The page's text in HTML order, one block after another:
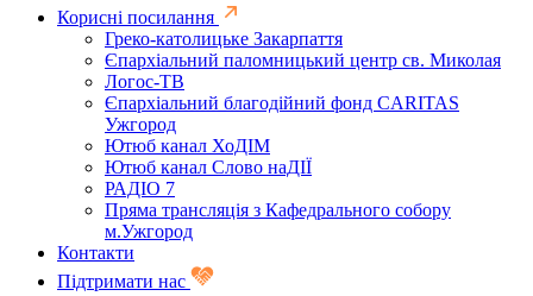
Корисні посилання
Греко-католицьке Закарпаття
Єпархіальний паломницький центр св. Миколая
Логос-ТВ
Єпархіальний благодійний фонд CARITAS
Ужгород
Ютюб канал ХоДІМ
Ютюб канал Слово наДІЇ
РАДІО 7
Пряма трансляція з Кафедрального собору
м.Ужгород
Контакти
Підтримати нас